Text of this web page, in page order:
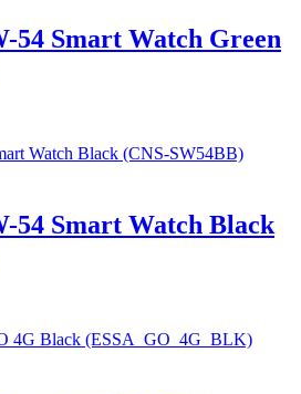
54 Smart Watch Green
54 Smart Watch Black